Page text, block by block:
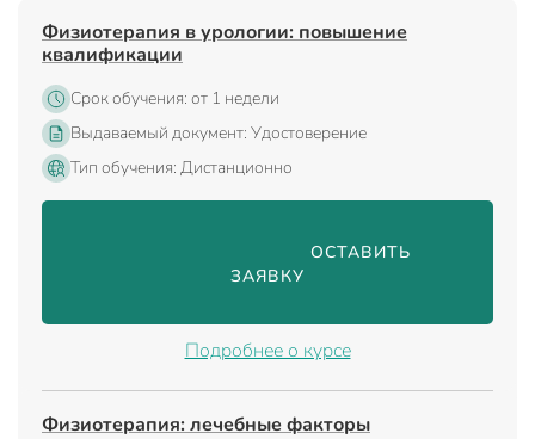
Физиотерапия в урологии: повышение
квалификации
Срок обучения: от 1 недели
Выдаваемый документ: Удостоверение
Тип обучения: Дистанционно
                                ОСТАВИТЬ
ЗАЯВКУ
Подробнее о курсе
Физиотерапия: лечебные факторы